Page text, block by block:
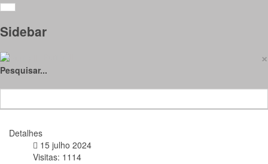
Sidebar
×
Pesquisar...
Erasmus+ Estágios: Uma
para Alunos do Ensino
Profissional
Detalhes
15 julho 2024
Visitas: 1114